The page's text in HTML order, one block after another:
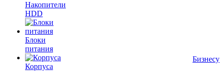
Накопители
HDD
Блоки
питания
Корпуса
Бизнесу